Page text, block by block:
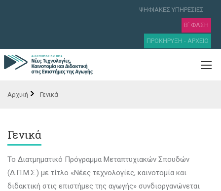
ΨΗΦΙΑΚΕΣ ΥΠΗΡΕΣΙΕΣ
Β΄ ΦΑΣΗ
ΠΡΟΚΗΡΥΞΗ - ΑΡΧΕΙΟ
Γενικά
Γενικά
Το Διατμηματικό Πρόγραμμα Μεταπτυχιακών Σπουδών
(Δ.Π.Μ.Σ.) με τίτλο «Νέες τεχνολογίες, καινοτομία και
διδακτική στις επιστήμες της αγωγής» συνδιοργανώνεται